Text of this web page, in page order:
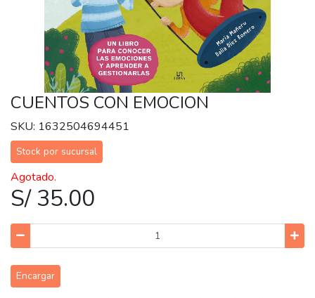
CUENTOS CON EMOCION
SKU: 1632504694451
Stock por sucursal
Agotado.
S/ 35.00
Encargar